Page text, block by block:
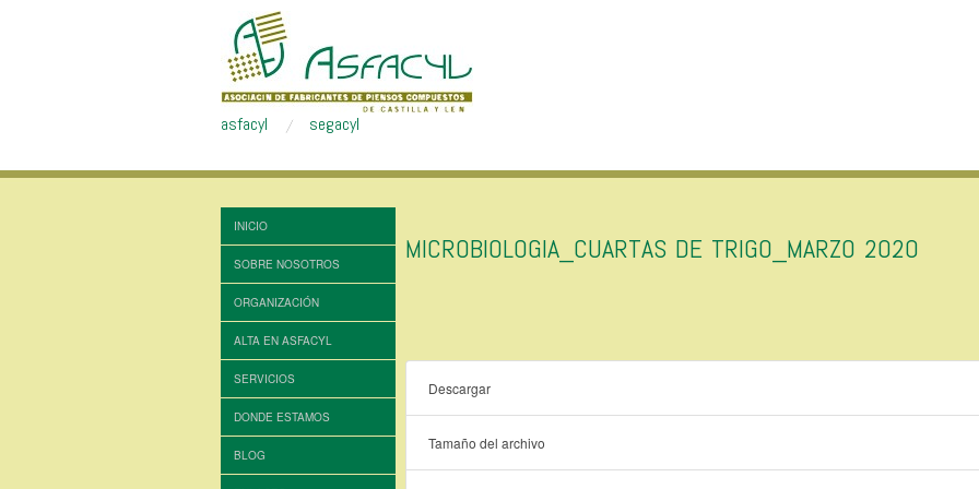
asfacyl segacyl
INICIO
SOBRE NOSOTROS
ORGANIZACIÓN
ALTA EN ASFACYL
SERVICIOS
DONDE ESTAMOS
BLOG
MICROBIOLOGIA_CUARTAS DE TRIGO_MARZO 2020
Descargar
Tamaño del archivo